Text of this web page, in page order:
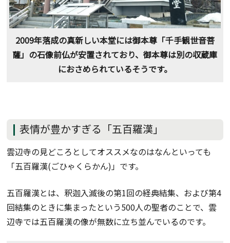
2009年落成の真新しい本堂には御本尊「千手観世音菩
薩」の石像前仏が安置されており、御本尊は別の収蔵庫
におさめられているそうです。
表情が豊かすぎる「五百羅漢」
雲辺寺の見どころとしてオススメなのはなんといっても
「五百羅漢(ごひゃくらかん)」です。
五百羅漢とは、釈迦入滅後の第1回の経典結集、および第4
回結集のときに集まったという500人の聖者のことで、雲
辺寺では五百羅漢の像が無数に立ち並んでいるのです。